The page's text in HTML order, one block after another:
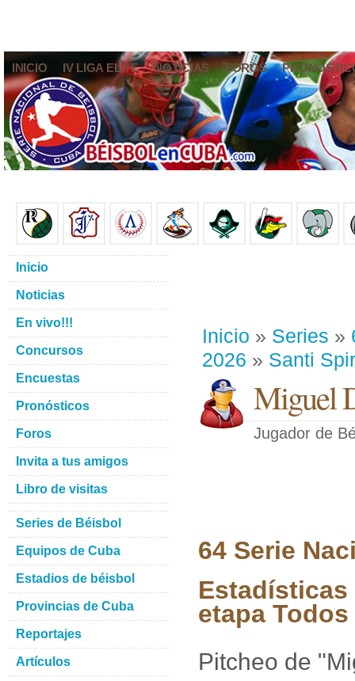
INICIO IV LIGA ELITE NOTICIAS FOROS
Inicio » Series »
2026 » Santi
Miguel
Jugador de
64 Serie
etapa
Pitcheo de
Inicio
Noticias
En vivo!!!
Concursos
Encuestas
Pronósticos
Foros
Invita a tus amigos
Libro de visitas
Series de Béisbol
Equipos de Cuba
Estadios de béisbol
Provincias de Cuba
Reportajes
Artículos